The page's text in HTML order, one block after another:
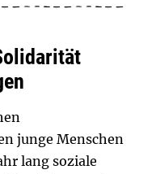
junge Menschen
lang soziale